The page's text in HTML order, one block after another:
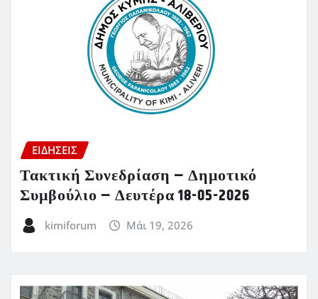
ΕΙΔΗΣΕΙΣ
Τακτική Συνεδρίαση – Δημοτικό
Συμβούλιο – Δευτέρα 18-05-2026
kimiforum Μάι 19, 2026